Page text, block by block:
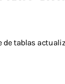
de tablas